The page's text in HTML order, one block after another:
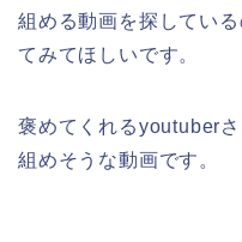
組める動画を探してい
てみてほしいです。
褒めてくれるyoutuber
組めそうな動画です。